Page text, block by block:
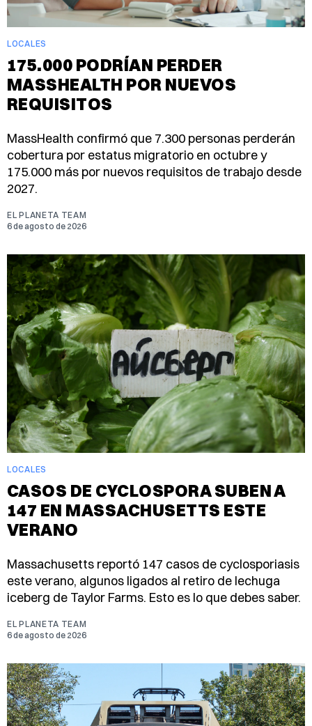
LOCALES
175.000 PODRÍAN PERDER
MASSHEALTH POR NUEVOS
REQUISITOS
MassHealth confirmó que 7.300 personas perderán
cobertura por estatus migratorio en octubre y
175.000 más por nuevos requisitos de trabajo desde
2027.
EL PLANETA TEAM
6 de agosto de 2026
LOCALES
CASOS DE CYCLOSPORA SUBEN A
147 EN MASSACHUSETTS ESTE
VERANO
Massachusetts reportó 147 casos de cyclosporiasis
este verano, algunos ligados al retiro de lechuga
iceberg de Taylor Farms. Esto es lo que debes saber.
EL PLANETA TEAM
6 de agosto de 2026